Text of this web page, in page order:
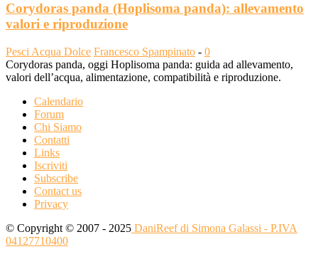
Corydoras panda (Hoplisoma panda): allevamento
valori e riproduzione
Pesci Acqua Dolce Francesco Spampinato - 0
Corydoras panda, oggi Hoplisoma panda: guida ad allevamento,
valori dell’acqua, alimentazione, compatibilità e riproduzione.
Calendario
Forum
Chi Siamo
Contatti
Links
Iscriviti
Subscribe
Contact us
Privacy
© Copyright © 2007 - 2025 DaniReef di Simona Galassi - P.IVA
04127710400